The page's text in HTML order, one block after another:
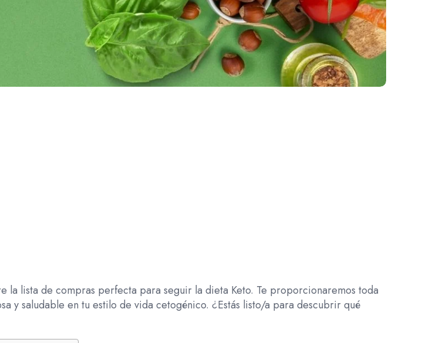
la lista de compras perfecta para seguir la dieta Keto. Te proporcionaremos toda
y saludable en tu estilo de vida cetogénico. ¿Estás listo/a para descubrir qué